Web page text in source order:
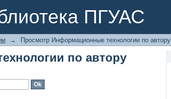
ПГУАС
по автору
→ Просмотр Информационные технологии по автору
по автору